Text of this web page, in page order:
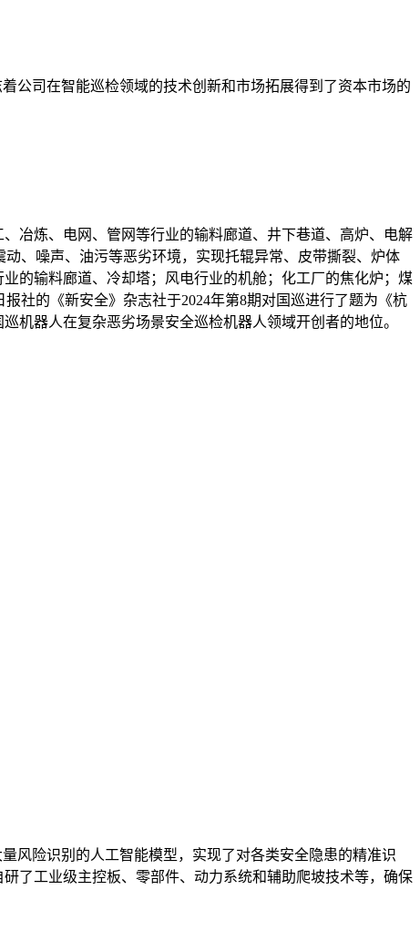
公司在智能巡检领域的技术创新和市场拓展得到了资本市场的
冶炼、电网、管网等行业的输料廊道、井下巷道、高炉、电解
、噪声、油污等恶劣环境，实现托辊异常、皮带撕裂、炉体
的输料廊道、冷却塔；风电行业的机舱；化工厂的焦化炉；煤
社的《新安全》杂志社于2024年第8期对国巡进行了题为《杭
机器人在复杂恶劣场景安全巡检机器人领域开创者的地位。
风险识别的人工智能模型，实现了对各类安全隐患的精准识
了工业级主控板、零部件、动力系统和辅助爬坡技术等，确保